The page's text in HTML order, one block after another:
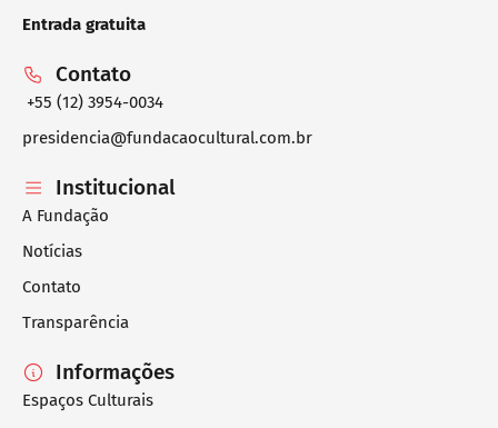
Entrada gratuita
Contato
+55 (12) 3954-0034
presidencia@fundacaocultural.com.br
Institucional
A Fundação
Notícias
Contato
Transparência
Informações
Espaços Culturais